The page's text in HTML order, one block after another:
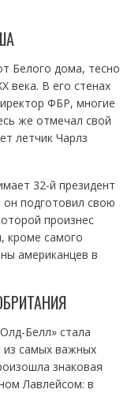
Белого дома, тесно
века. В его стенах
ФБР, многие
же отмечал свой
летчик Чарлз
32-й президент
подготовил свою
произнес
кроме самого
американцев в
Белл» стала
из самых важных
знаковая
Лавлейсом: в